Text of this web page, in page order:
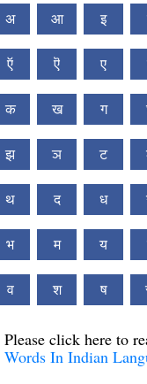
अ आ इ
ऍ ऎ ए
क ख ग
झ ञ ट
थ द ध
भ म य
व श ष
Please click here to
Words In Indian